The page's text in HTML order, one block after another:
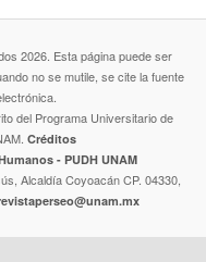
2026. Esta página puede ser
no se mutile, se cite la fuente
del Programa Universitario de
Créditos
- PUDH UNAM
Alcaldía Coyoacán CP. 04330,